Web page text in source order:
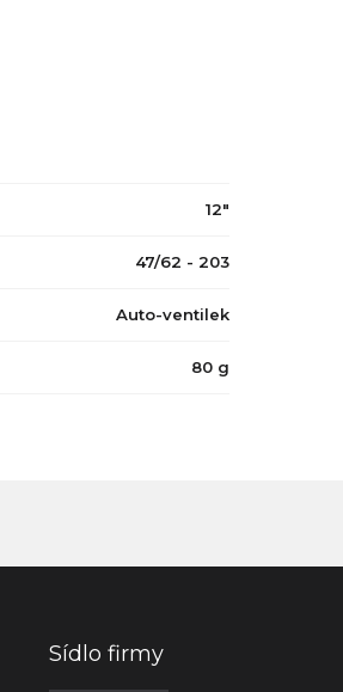
12"
47/62 - 203
Auto-ventilek
80 g
Sídlo firmy